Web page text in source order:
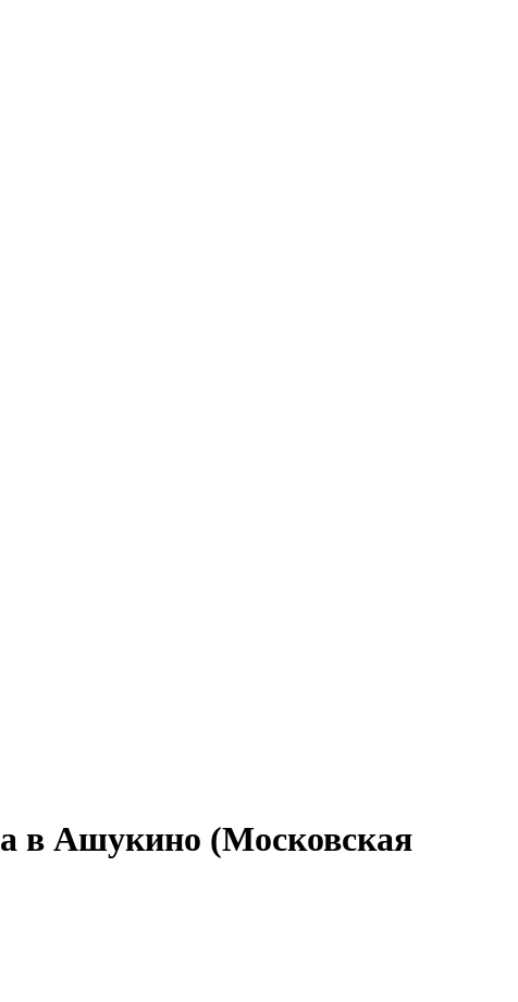
в Ашукино (Московская